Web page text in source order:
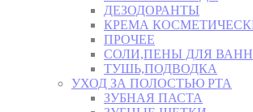
ДЕЗОДОРАНТЫ
КРЕМА
ПРОЧЕЕ
СОЛИ,ПЕНЫ ДЛЯ ВАНН
ТУШЬ,ПОДВОДКА
УХОД ЗА ПОЛОСТЬЮ РТА
ЗУБНАЯ ПАСТА